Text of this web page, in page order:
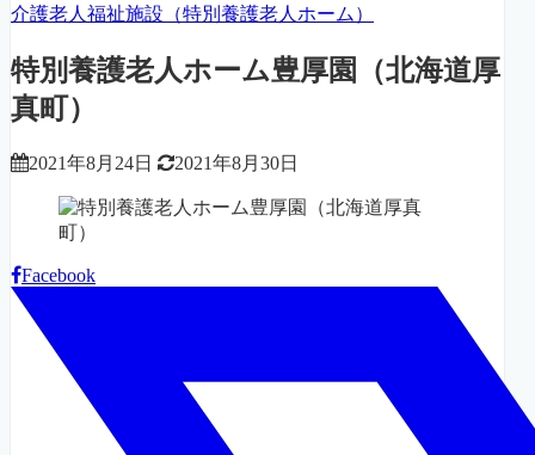
介護老人福祉施設（特別養護老人ホーム）
特別養護老人ホーム豊厚園（北海道厚
真町）
2021年8月24日 2021年8月30日
Facebook